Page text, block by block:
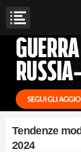
Tendenze
2024